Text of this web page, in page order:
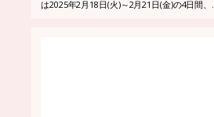
は2025年2月18日(火)～2月21日(金)の4日間、...